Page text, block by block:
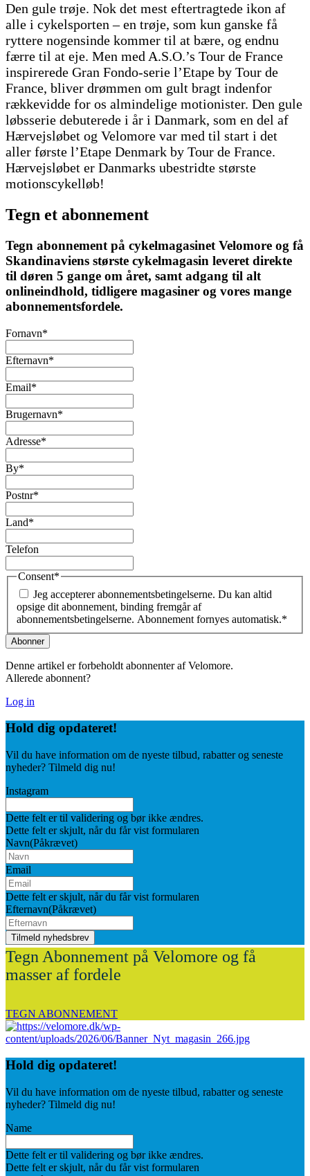
Den gule trøje. Nok det mest eftertragtede ikon af
alle i cykelsporten – en trøje, som kun ganske få
ryttere nogensinde kommer til at bære, og endnu
færre til at eje. Men med A.S.O.’s Tour de France
inspirerede Gran Fondo-serie l’Etape by Tour de
France, bliver drømmen om gult bragt indenfor
rækkevidde for os almindelige motionister. Den gule
løbsserie debuterede i år i Danmark, som en del af
Hærvejsløbet og Velomore var med til start i det
aller første l’Etape Denmark by Tour de France.
Hærvejsløbet er Danmarks ubestridte største
motionscykelløb!
Tegn et abonnement
Tegn abonnement på cykelmagasinet Velomore og få
Skandinaviens største cykelmagasin leveret direkte
til døren 5 gange om året, samt adgang til alt
onlineindhold, tidligere magasiner og vores mange
abonnementsfordele.
Fornavn*
Efternavn*
Email*
Brugernavn*
Adresse*
By*
Postnr*
Land*
Telefon
Consent*
Jeg accepterer abonnementsbetingelserne. Du kan altid
opsige dit abonnement, binding fremgår af
abonnementsbetingelserne. Abonnement fornyes automatisk.*
Denne artikel er forbeholdt abonnenter af Velomore.
Allerede abonnent?
Log in
Hold dig opdateret!
Vil du have information om de nyeste tilbud, rabatter og seneste
nyheder? Tilmeld dig nu!
Instagram
Dette felt er til validering og bør ikke ændres.
Dette felt er skjult, når du får vist formularen
Navn(Påkrævet)
Email
Dette felt er skjult, når du får vist formularen
Efternavn(Påkrævet)
Tegn Abonnement på Velomore og få
masser af fordele
TEGN ABONNEMENT
Hold dig opdateret!
Vil du have information om de nyeste tilbud, rabatter og seneste
nyheder? Tilmeld dig nu!
Name
Dette felt er til validering og bør ikke ændres.
Dette felt er skjult, når du får vist formularen